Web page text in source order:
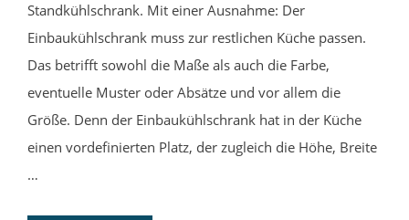
Standkühlschrank. Mit einer Ausnahme: Der
Einbaukühlschrank muss zur restlichen Küche passen.
Das betrifft sowohl die Maße als auch die Farbe,
eventuelle Muster oder Absätze und vor allem die
Größe. Denn der Einbaukühlschrank hat in der Küche
einen vordefinierten Platz, der zugleich die Höhe, Breite
…